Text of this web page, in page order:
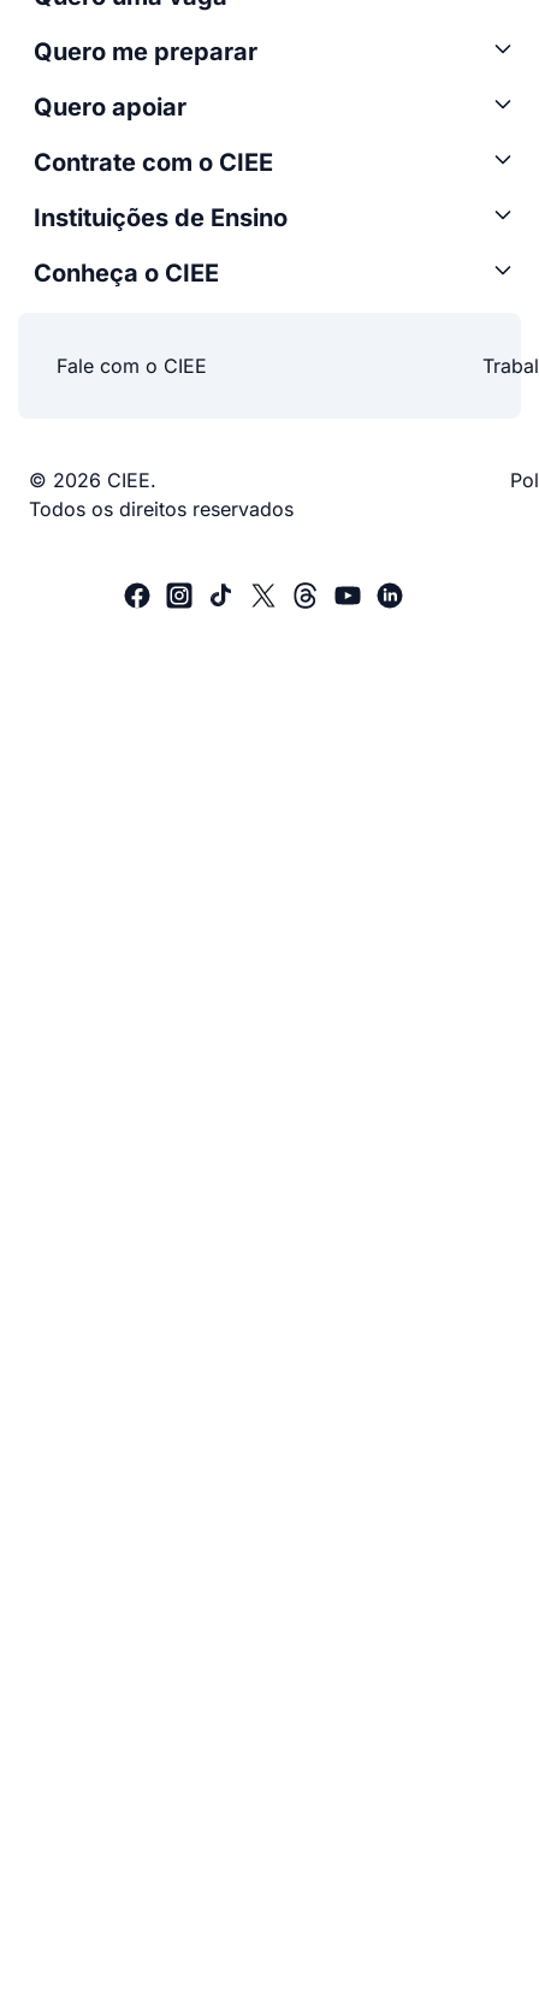
Quero me preparar
Quero apoiar
Contrate com o CIEE
Instituições de Ensino
Conheça o CIEE
Fale com o CIEE
© 2026 CIEE.
Todos os direitos reservados